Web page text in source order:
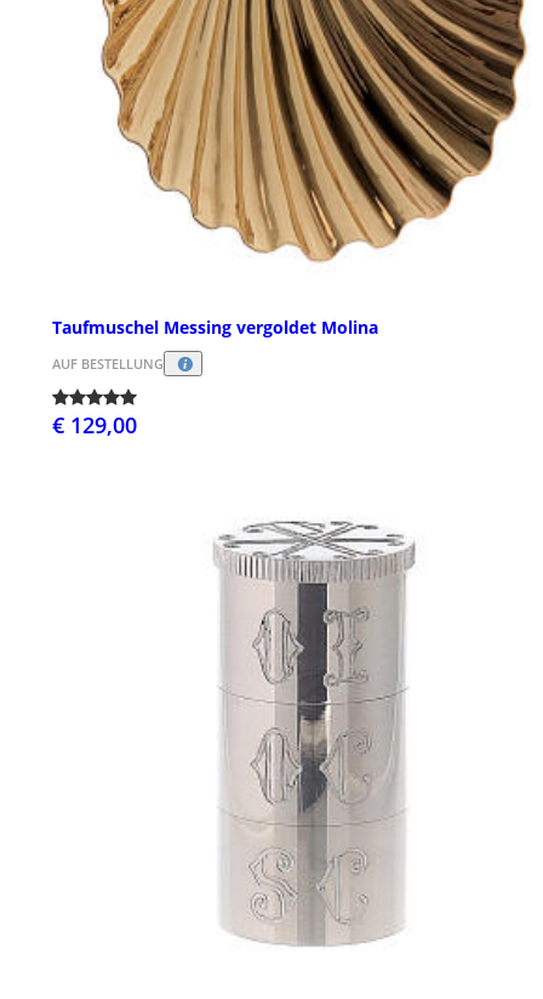
Taufmuschel Messing vergoldet Molina
AUF BESTELLUNG
€ 129,00